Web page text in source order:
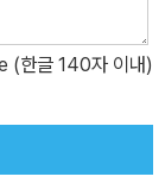
한글 140자 이내)